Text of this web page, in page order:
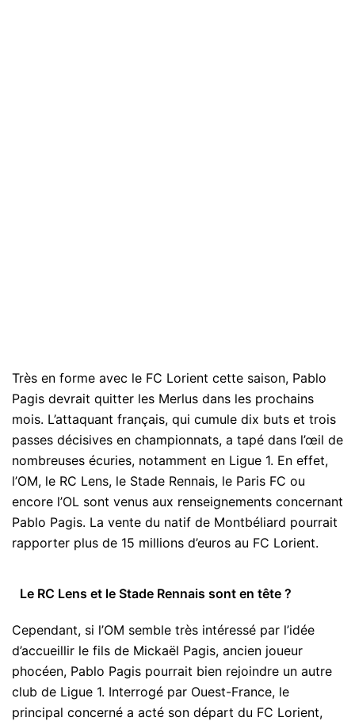
Très en forme avec le FC Lorient cette saison, Pablo
Pagis devrait quitter les Merlus dans les prochains
mois. L’attaquant français, qui cumule dix buts et trois
passes décisives en championnats, a tapé dans l’œil de
nombreuses écuries, notamment en Ligue 1. En effet,
l’OM, le RC Lens, le Stade Rennais, le Paris FC ou
encore l’OL sont venus aux renseignements concernant
Pablo Pagis. La vente du natif de Montbéliard pourrait
rapporter plus de 15 millions d’euros au FC Lorient.
Le RC Lens et le Stade Rennais sont en tête ?
Cependant, si l’OM semble très intéressé par l’idée
d’accueillir le fils de Mickaël Pagis, ancien joueur
phocéen, Pablo Pagis pourrait bien rejoindre un autre
club de Ligue 1. Interrogé par Ouest-France, le
principal concerné a acté son départ du FC Lorient,